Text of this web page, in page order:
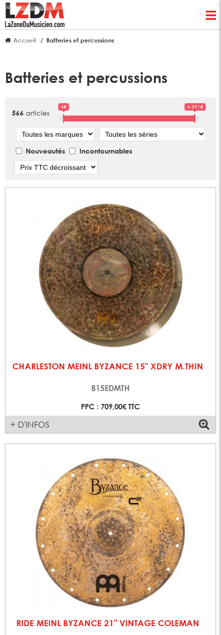
Accueil Batteries et percussions
Batteries et percussions
566 articles
4€ 4 391€
Marque Série
Nouveautés
Incontournables
CHARLESTON MEINL BYZANCE 15" XDRY M.THIN
B15EDMTH
PPC : 709,00€ TTC
+ D'INFOS
RIDE MEINL BYZANCE 21" VINTAGE COLEMAN